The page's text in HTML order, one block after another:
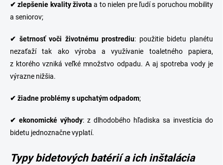
✔ zlepšenie kvality života a to nielen pre ľudí s poruchou mobility
a seniorov;
✔ šetrnosť voči životnému prostrediu: použitie bidetu planétu
nezaťaží tak ako výroba a využívanie toaletného papiera,
z ktorého vzniká veľké množstvo odpadu. A aj spotreba vody je
výrazne nižšia.
✔ žiadne problémy s upchatým odpadom;
✔ ekonomické výhody: z dlhodobého hľadiska sa investícia do
bidetu jednoznačne vyplatí.
Typy bidetových batérií a ich inštalácia